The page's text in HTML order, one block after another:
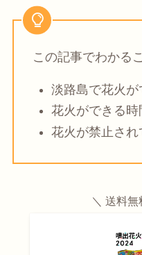
この記事でわかる
淡路島で花火が
花火ができる時
花火が禁止さ
＼ 送料無